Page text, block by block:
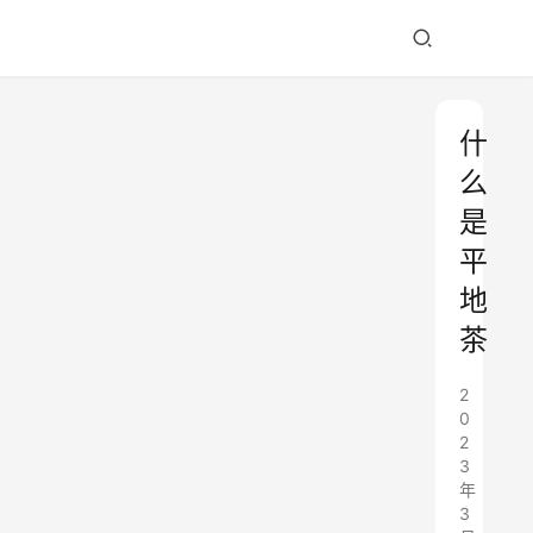
什
么
是
平
地
茶
2
0
2
3
年
3